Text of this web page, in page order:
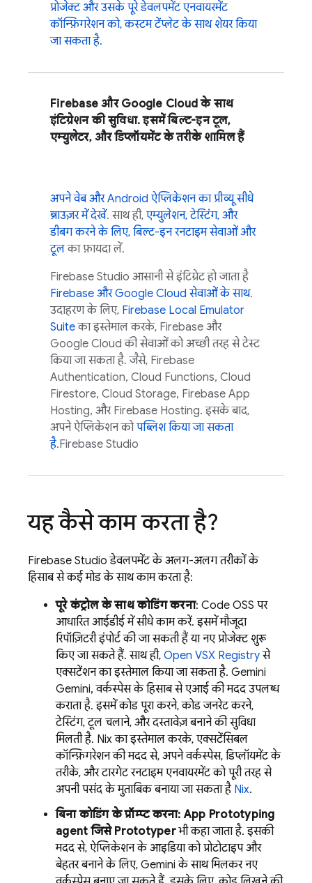
प्रोजेक्ट और उसके पूरे डेवलपमेंट एनवायरमेंट
कॉन्फ़िगरेशन को, कस्टम टेंप्लेट के साथ शेयर किया
जा सकता है.
Firebase और Google Cloudके साथ
इंटिग्रेशन की सुविधा. इसमें बिल्ट-इन टूल,
एम्युलेटर, और डिप्लॉयमेंट के तरीके शामिल हैं
अपने वेब और Android ऐप्लिकेशन का प्रीव्यू सीधे
ब्राउज़र में देखें. साथ ही, एम्युलेशन, टेस्टिंग, और
डीबग करने के लिए, बिल्ट-इन रनटाइम सेवाओं और
टूलका फ़ायदा लें.
Firebase Studio आसानी से इंटिग्रेट हो जाता है
Firebase औरGoogle Cloud सेवाओं के साथ.
उदाहरण के लिए, Firebase Local Emulator
Suiteका इस्तेमाल करके, Firebase और
Google Cloud की सेवाओं को अच्छी तरह से टेस्ट
किया जा सकता है. जैसे, Firebase
Authentication, Cloud Functions, Cloud
Firestore, Cloud Storage, Firebase App
Hosting, और Firebase Hosting. इसके बाद,
अपने ऐप्लिकेशन कोपब्लिश किया जा सकता
है.Firebase Studio
यह कैसे काम करता है?
Firebase Studio डेवलपमेंट के अलग-अलग तरीकों के
हिसाब से कई मोड के साथ काम करता है:
पूरे कंट्रोल के साथ कोडिंग करना: Code OSS पर
आधारित आईडीई में सीधे काम करें. इसमें मौजूदा
रिपॉज़िटरी इंपोर्ट की जा सकती हैं या नए प्रोजेक्ट शुरू
किए जा सकते हैं. साथ ही, Open VSX Registryसे
एक्सटेंशन का इस्तेमाल किया जा सकता है. Gemini
Gemini, वर्कस्पेस के हिसाब से एआई की मदद उपलब्ध
कराता है. इसमें कोड पूरा करने, कोड जनरेट करने,
टेस्टिंग, टूल चलाने, और दस्तावेज़ बनाने की सुविधा
मिलती है. Nix का इस्तेमाल करके, एक्सटेंसिबल
कॉन्फ़िगरेशन की मदद से, अपने वर्कस्पेस, डिप्लॉयमेंट के
तरीके, और टारगेट रनटाइम एनवायरमेंट को पूरी तरह से
अपनी पसंद के मुताबिक बनाया जा सकता है Nix.
बिना कोडिंग के प्रॉम्प्ट करना:App Prototyping
agent जिसे Prototyperभी कहा जाता है. इसकी
मदद से, ऐप्लिकेशन के आइडिया को प्रोटोटाइप और
बेहतर बनाने के लिए, Gemini के साथ मिलकर नए